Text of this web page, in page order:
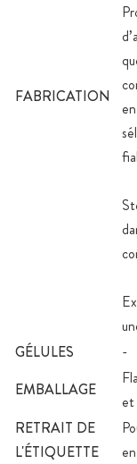
FABRICATION
GÉLULES
-
EMBALLAGE
et
RETRAIT DE
L'ÉTIQUETTE